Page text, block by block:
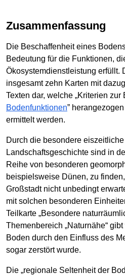
Zusammenfassung
Die Beschaffenheit eines
Bedeutung für die Funktionen,
Ökosystemdienstleistung erfüllt.
insgesamt zehn Karten mit
Texten dar, welche „Kriterien zur
Bodenfunktionen”
ermittelt werden.
Durch die besondere
Landschaftsgeschichte sind in
Reihe von besonderen
beispielsweise Dünen, zu
Großstadt nicht unbedingt
mit solchen besonderen
Teilkarte „Besondere
Themenbereich „Naturnähe“
Boden durch den Einfluss des
sogar zerstört wurde.
Die „regionale Seltenheit der